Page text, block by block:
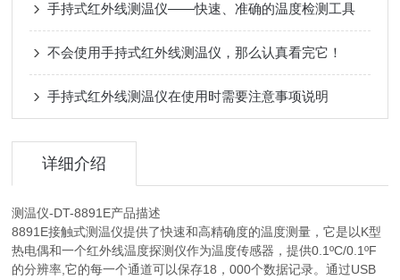
手持式红外线测温仪——快速、准确的温度检测工具
不会使用手持式红外线测温仪，那么认真看完它！
手持式红外线测温仪在使用时需要注意事项说明
详细介绍
测温仪-DT-8891E产品描述
8891E接触式测温仪提供了快速和高精确度的温度测量，它是以K型
热电偶和一个红外线温度探测仪作为温度传感器，提供0.1ºC/0.1ºF
的分辨率,它的每一个通道可以保存18，000个数据记录。通过USB